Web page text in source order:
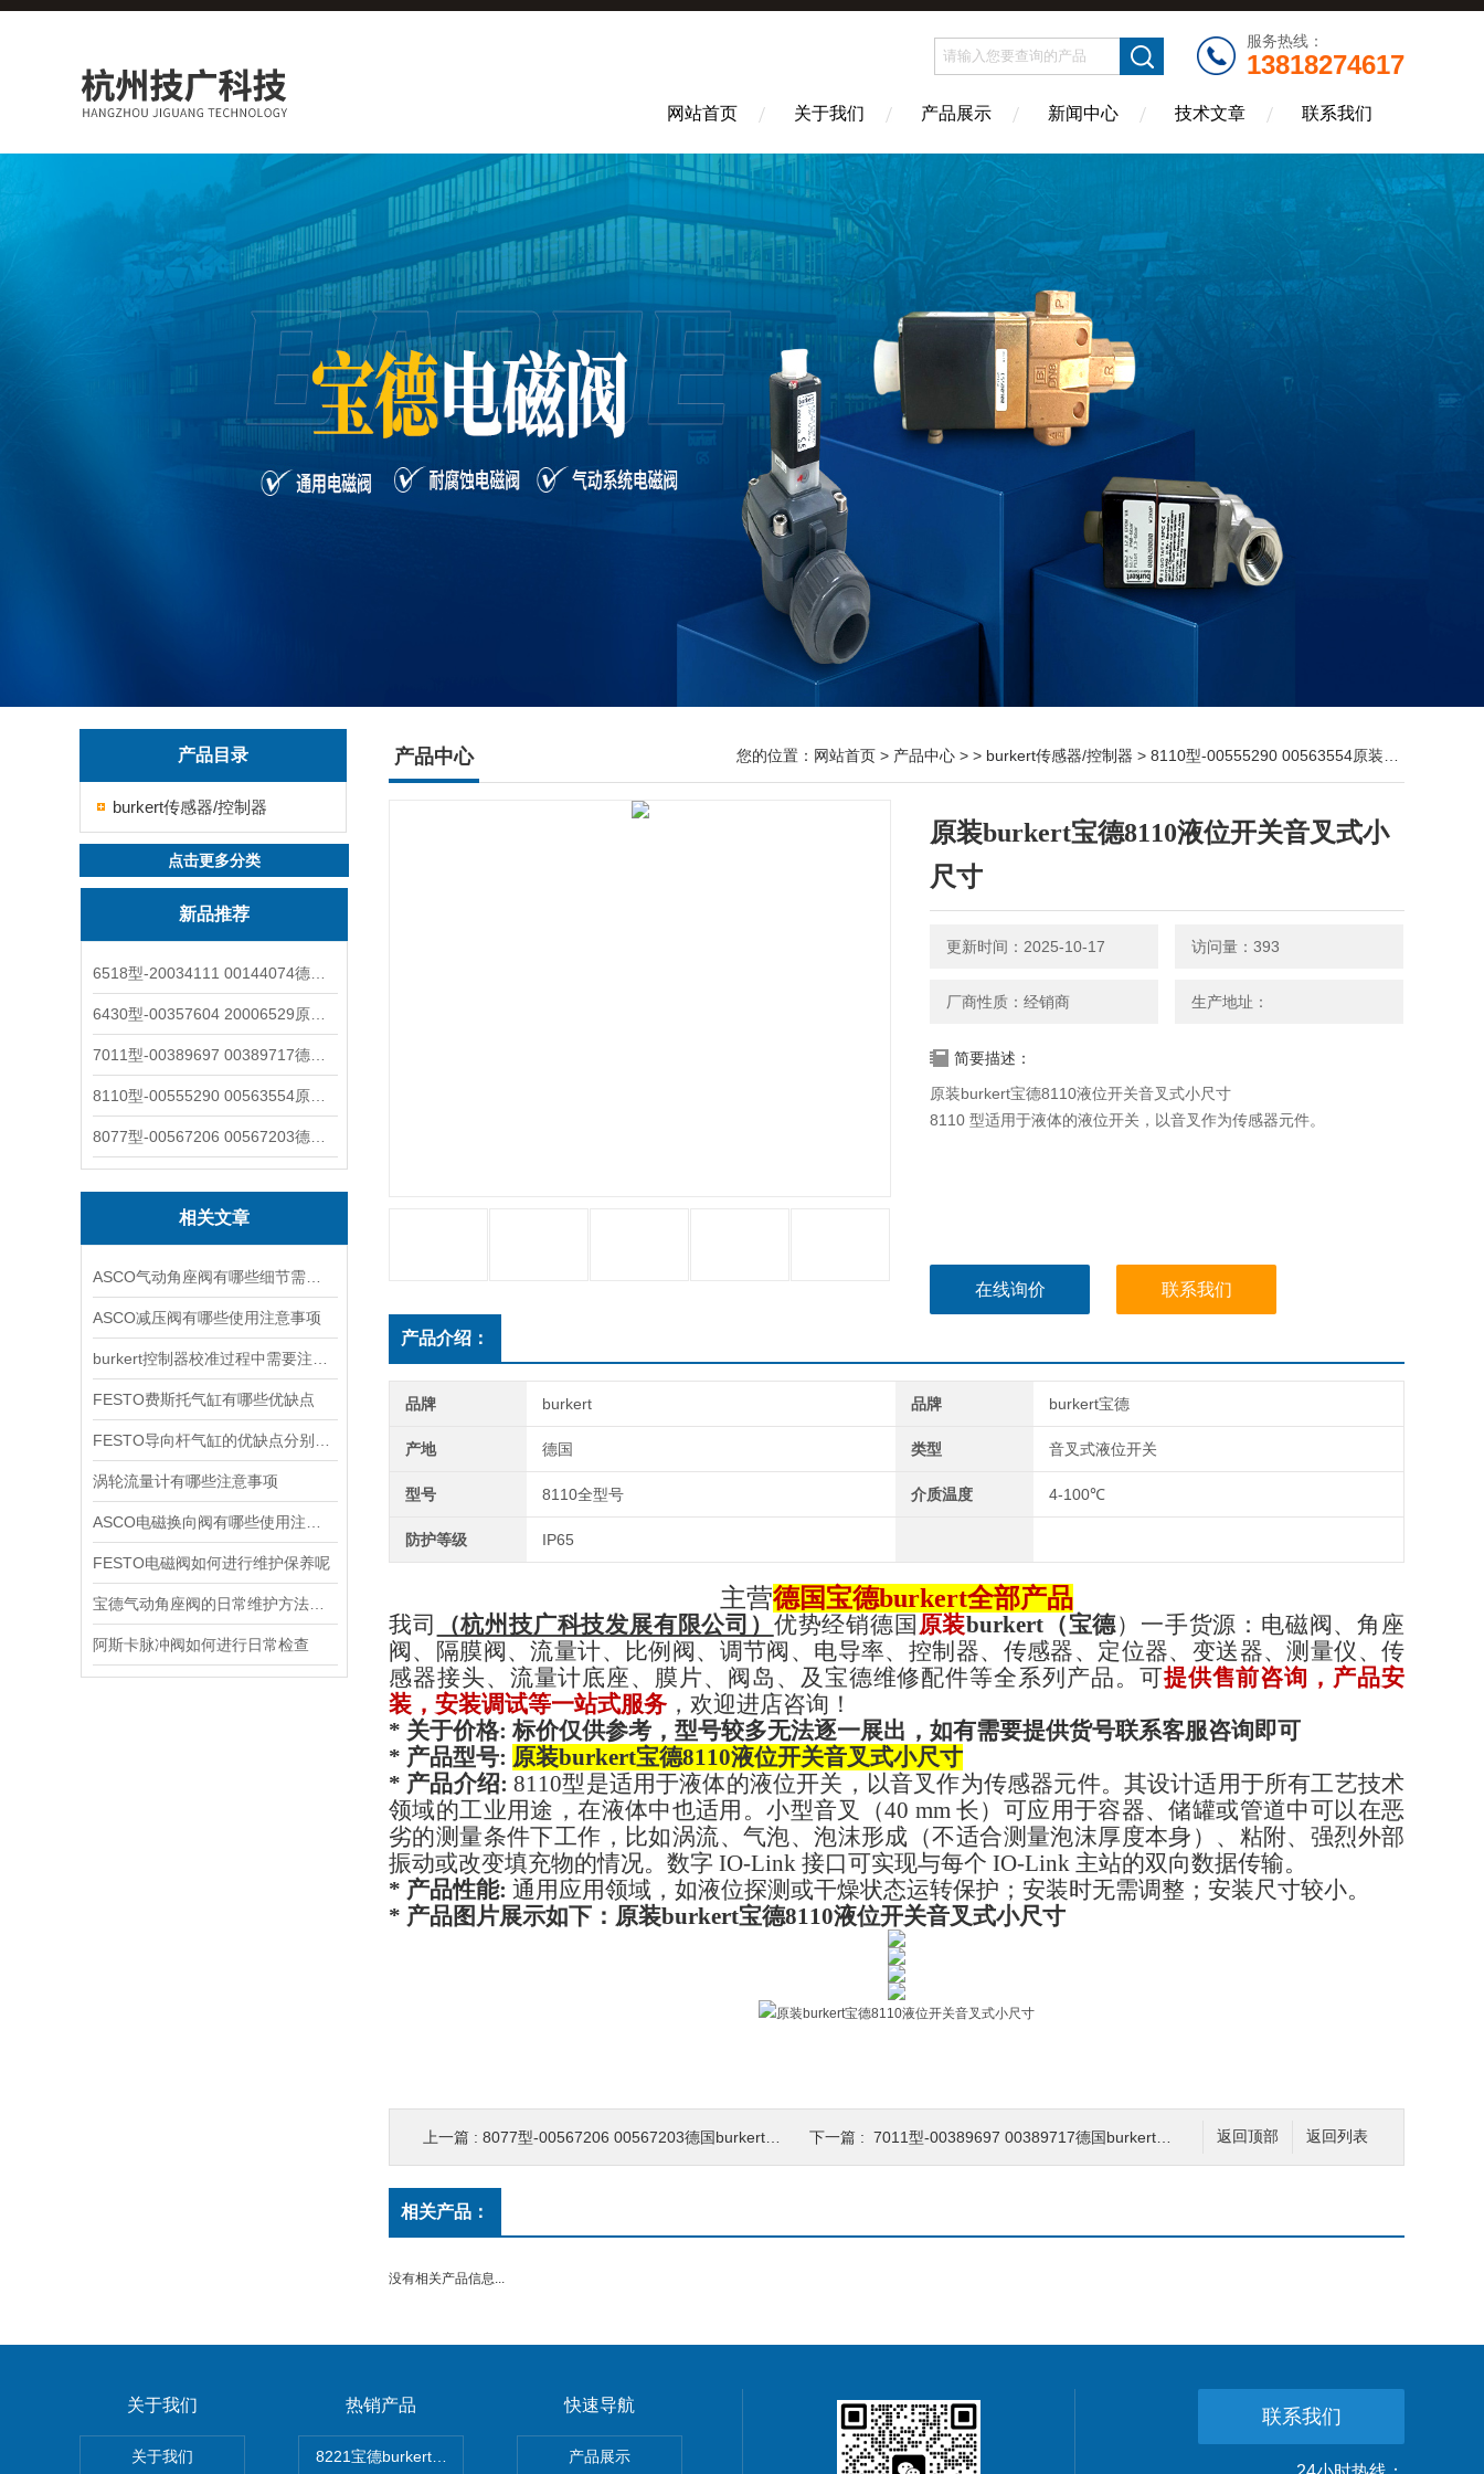
服务热线：
13818274617
网站首页 关于我们 产品展示 新闻中心 技术文章 联系我们
产品目录
burkert传感器/控制器
点击更多分类
新品推荐
相关文章
ASCO减压阀有哪些使用注意事项
FESTO费斯托气缸有哪些优缺点
涡轮流量计有哪些注意事项
FESTO电磁阀如何进行维护保养呢
阿斯卡脉冲阀如何进行日常检查
产品中心 您的位置： 网站首页 > 产品中心 > > burkert传感器/控制器 > 8110型-00555290 00563554原装burkert宝德8110液位开关音叉式小尺寸
原装burkert宝德8110液位开关音叉式小
尺寸
更新时间：2025-10-17 访问量：393
厂商性质：经销商 生产地址：
简要描述：
原装burkert宝德8110液位开关音叉式小尺寸
8110 型适用于液体的液位开关，以音叉作为传感器元件。
在线询价 联系我们
产品介绍：
品牌 burkert 品牌 burkert宝德
产地 德国 类型 音叉式液位开关
型号 8110全型号 介质温度 4-100℃
防护等级 IP65
主营德国宝德burkert全部产品
我司 （杭州技广科技发展有限公司） 优势经销德国 原装burkert（宝德）一手货源：电磁阀、角座
阀、隔膜阀、流量计、比例阀、调节阀、电导率、控制器、传感器、定位器、变送器、测量仪、传
感器接头、流量计底座、膜片、阀岛、及宝德维修配件等全系列产品。可提供售前咨询，产品安
装，安装调试等一站式服务 ，欢迎进店咨询！
* 关于价格: 标价仅供参考，型号较多无法逐一展出，如有需要提供货号联系客服咨询即可
* 产品型号: 原装burkert宝德8110液位开关音叉式小尺寸
* 产品介绍: 8110型是适用于液体的液位开关，以音叉作为传感器元件。其设计适用于所有工艺技术
领域的工业用途，在液体中也适用。小型音叉（40 mm 长）可应用于容器、储罐或管道中可以在恶
劣的测量条件下工作，比如涡流、气泡、泡沫形成（不适合测量泡沫厚度本身）、粘附、强烈外部
振动或改变填充物的情况。数字 IO-Link 接口可实现与每个 IO-Link 主站的双向数据传输。
* 产品性能: 通用应用领域，如液位探测或干燥状态运转保护；安装时无需调整；安装尺寸较小。
* 产品图片展示如下 ： 原装burkert宝德8110液位开关音叉式小尺寸
返回列表
返回顶部
上一篇 : 8077型-00567206 00567203德国burkert宝德8077椭圆齿轮流量计/传感器 下一篇 : 7011型-00389697 00389717德国burkert宝德7011电磁阀两通黄铜/不锈钢
相关产品：
没有相关产品信息...
关于我们
关于我们
热销产品
8221宝德burkert电导率探头卫生级电导传感器
快速导航
产品展示
联系我们